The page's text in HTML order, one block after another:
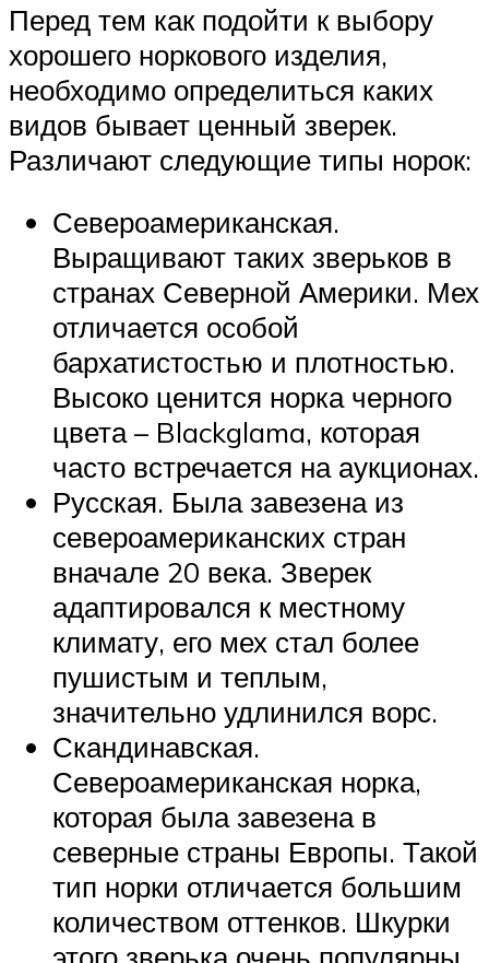
Перед тем как подойти к выбору
хорошего норкового изделия,
необходимо определиться каких
видов бывает ценный зверек.
Различают следующие типы норок:
Североамериканская.
Выращивают таких зверьков в
странах Северной Америки. Мех
отличается особой
бархатистостью и плотностью.
Высоко ценится норка черного
цвета – Blackglama, которая
часто встречается на аукционах.
Русская. Была завезена из
североамериканских стран
вначале 20 века. Зверек
адаптировался к местному
климату, его мех стал более
пушистым и теплым,
значительно удлинился ворс.
Скандинавская.
Североамериканская норка,
которая была завезена в
северные страны Европы. Такой
тип норки отличается большим
количеством оттенков. Шкурки